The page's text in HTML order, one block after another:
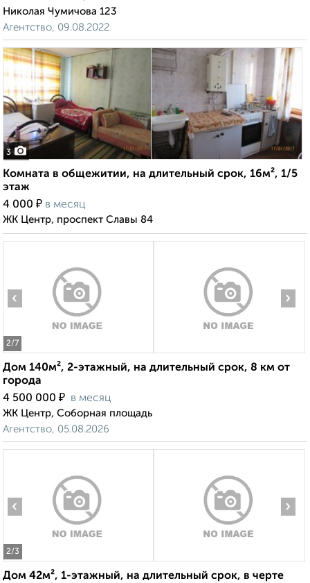
Николая Чумичова 123
Агентство, 09.08.2022
3
Комната в общежитии, на длительный срок, 16м², 1/5
этаж
4 000 ₽ в месяц
ЖК Центр, проспект Славы 84
2/7
‹ ›
Дом 140м², 2-этажный, на длительный срок, 8 км от
города
4 500 000 ₽ в месяц
ЖК Центр, Соборная площадь
Агентство, 05.08.2026
2/3
‹ ›
Дом 42м², 1-этажный, на длительный срок, в черте